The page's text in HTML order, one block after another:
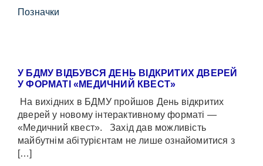
Позначки
У БДМУ ВІДБУВСЯ ДЕНЬ ВІДКРИТИХ ДВЕРЕЙ
У ФОРМАТІ «МЕДИЧНИЙ КВЕСТ»
На вихідних в БДМУ пройшов День відкритих
дверей у новому інтерактивному форматі —
«Медичний квест». Захід дав можливість
майбутнім абітурієнтам не лише ознайомитися з
[…]